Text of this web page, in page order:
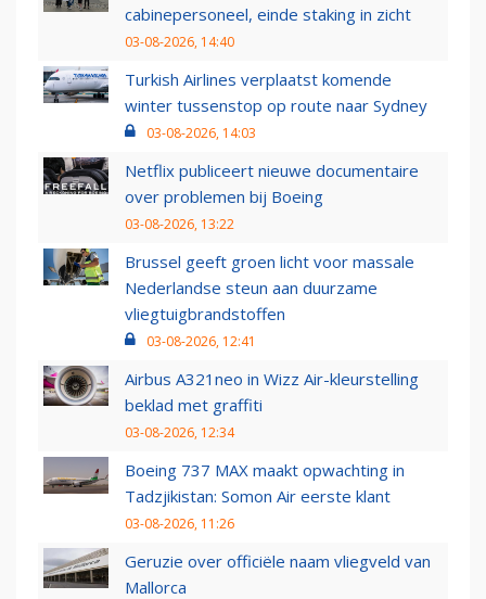
cabinepersoneel, einde staking in zicht
03-08-2026, 14:40
Turkish Airlines verplaatst komende
winter tussenstop op route naar Sydney
03-08-2026, 14:03
Netflix publiceert nieuwe documentaire
over problemen bij Boeing
03-08-2026, 13:22
Brussel geeft groen licht voor massale
Nederlandse steun aan duurzame
vliegtuigbrandstoffen
03-08-2026, 12:41
Airbus A321neo in Wizz Air-kleurstelling
beklad met graffiti
03-08-2026, 12:34
Boeing 737 MAX maakt opwachting in
Tadzjikistan: Somon Air eerste klant
03-08-2026, 11:26
Geruzie over officiële naam vliegveld van
Mallorca